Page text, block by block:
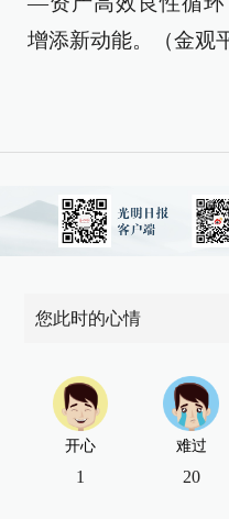
增添新动能。（金观
您此时的心情
开心
1
难过
20